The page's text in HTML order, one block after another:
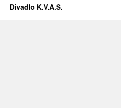
Divadlo K.V.A.S.